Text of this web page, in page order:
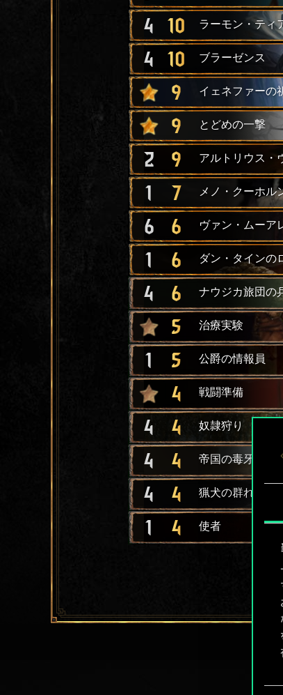
4 10 ラーモン・ティ
4 10 ブラーゼンス
9 イェネファーの
9 とどめの一撃
2 9 アルトリウス・
1 7 メノ・クーホル
6 6 ヴァン・ムーア
1 6 ダン・タインの
4 6 ナウジカ旅団の
5 治療実験
1 5 公爵の情報員
4 戦闘準備
4 4 奴隷狩り
4 4 帝国の毒牙
4 4 猟犬の群れ
1 4 使者